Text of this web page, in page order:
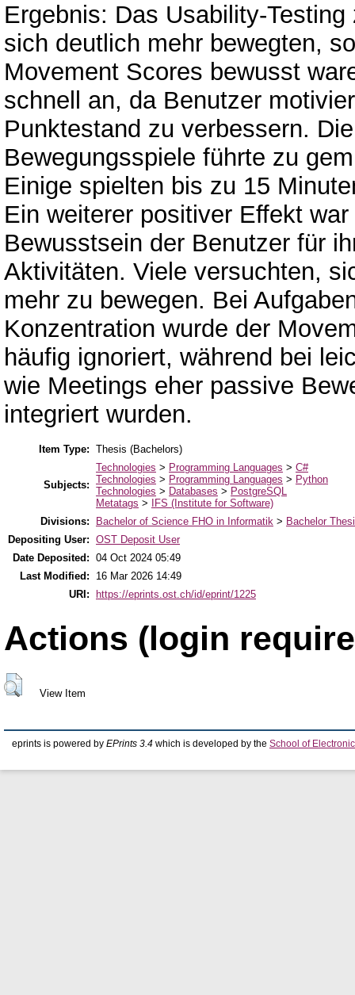
Ergebnis: Das Usability-
sich deutlich mehr bewegten,
Movement Scores bewusst
schnell an, da Benutzer
Punktestand zu verbessern.
Bewegungsspiele führte zu
Einige spielten bis zu 15
Ein weiterer positiver Effekt
Bewusstsein der Benutzer für
Aktivitäten. Viele versuchten,
mehr zu bewegen. Bei
Konzentration wurde der
häufig ignoriert, während bei
wie Meetings eher passive
integriert wurden.
Item Type: Thesis (Bachelors)
Subjects:
Technologies > Programming Languages > C#
Technologies > Programming Languages > Python
Technologies > Databases > PostgreSQL
Metatags >
IFS (Institute for Software)
Divisions:
Bachelor of Science FHO in Informatik > Bachelor
Depositing User: OST Deposit User
Date Deposited: 04 Oct 2024 05:49
Last Modified:
16 Mar 2026 14:49
URI:
https://eprints.ost.ch/id/eprint/1225
Actions (login
View Item
eprints is powered by EPrints 3.4 which is developed by the School of